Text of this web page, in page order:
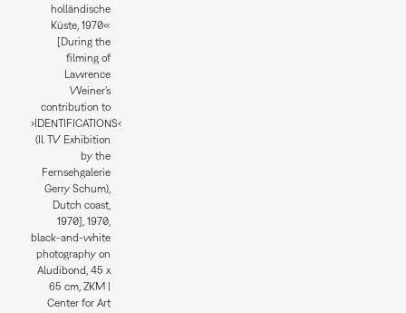
holländische
Küste, 1970«
[During the
filming of
Lawrence
Weiner’s
contribution to
›IDENTIFICATIONS‹
(II. TV Exhibition
by the
Fernsehgalerie
Gerry Schum),
Dutch coast,
1970], 1970,
black-and-white
photography on
Aludibond, 45 x
65 cm, ZKM |
Center for Art